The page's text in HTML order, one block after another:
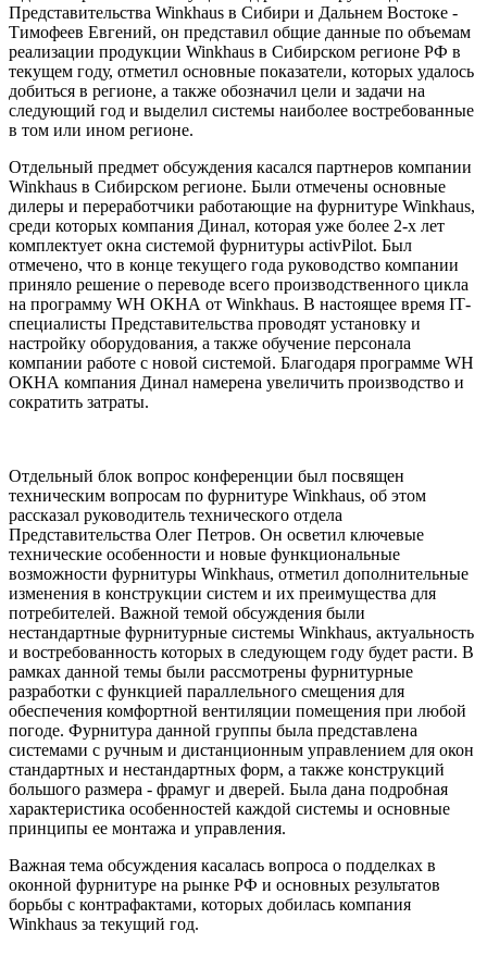
Представительства Winkhaus в Сибири и Дальнем Востоке -
Тимофеев Евгений, он представил общие данные по объемам
реализации продукции Winkhaus в Сибирском регионе РФ в
текущем году, отметил основные показатели, которых удалось
добиться в регионе, а также обозначил цели и задачи на
следующий год и выделил системы наиболее востребованные
в том или ином регионе.
Отдельный предмет обсуждения касался партнеров компании
Winkhaus в Сибирском регионе. Были отмечены основные
дилеры и переработчики работающие на фурнитуре Winkhaus,
среди которых компания Динал, которая уже более 2-х лет
комплектует окна системой фурнитуры activPilot. Был
отмечено, что в конце текущего года руководство компании
приняло решение о переводе всего производственного цикла
на программу WH ОКНА от Winkhaus. В настоящее время IТ-
специалисты Представительства проводят установку и
настройку оборудования, а также обучение персонала
компании работе с новой системой. Благодаря программе WH
ОКНА компания Динал намерена увеличить производство и
сократить затраты.
Отдельный блок вопрос конференции был посвящен
техническим вопросам по фурнитуре Winkhaus, об этом
рассказал руководитель технического отдела
Представительства Олег Петров. Он осветил ключевые
технические особенности и новые функциональные
возможности фурнитуры Winkhaus, отметил дополнительные
изменения в конструкции систем и их преимущества для
потребителей. Важной темой обсуждения были
нестандартные фурнитурные системы Winkhaus, актуальность
и востребованность которых в следующем году будет расти. В
рамках данной темы были рассмотрены фурнитурные
разработки с функцией параллельного смещения для
обеспечения комфортной вентиляции помещения при любой
погоде. Фурнитура данной группы была представлена
системами с ручным и дистанционным управлением для окон
стандартных и нестандартных форм, а также конструкций
большого размера - фрамуг и дверей. Была дана подробная
характеристика особенностей каждой системы и основные
принципы ее монтажа и управления.
Важная тема обсуждения касалась вопроса о подделках в
оконной фурнитуре на рынке РФ и основных результатов
борьбы с контрафактами, которых добилась компания
Winkhaus за текущий год.